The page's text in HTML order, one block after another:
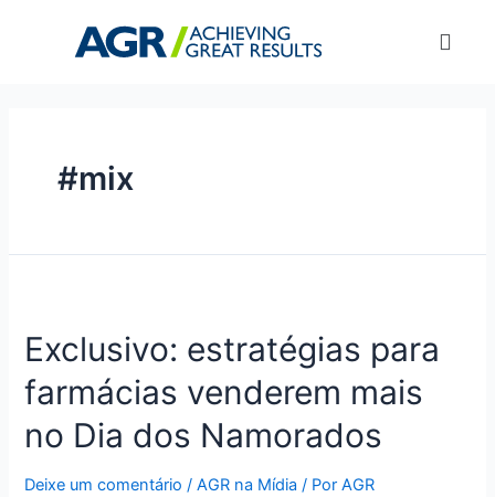
#mix
Exclusivo: estratégias para
farmácias venderem mais
no Dia dos Namorados
Deixe um comentário /AGR na Mídia / PorAGR